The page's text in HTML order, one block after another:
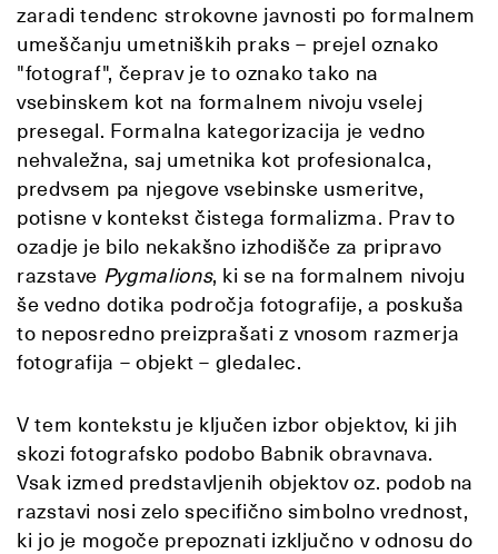
zaradi tendenc strokovne javnosti po formalnem
umeščanju umetniških praks – prejel oznako
"fotograf", čeprav je to oznako tako na
vsebinskem kot na formalnem nivoju vselej
presegal. Formalna kategorizacija je vedno
nehvaležna, saj umetnika kot profesionalca,
predvsem pa njegove vsebinske usmeritve,
potisne v kontekst čistega formalizma. Prav to
ozadje je bilo nekakšno izhodišče za pripravo
razstave Pygmalions, ki se na formalnem nivoju
še vedno dotika področja fotografije, a poskuša
to neposredno preizprašati z vnosom razmerja
fotografija – objekt – gledalec.
V tem kontekstu je ključen izbor objektov, ki jih
skozi fotografsko podobo Babnik obravnava.
Vsak izmed predstavljenih objektov oz. podob na
razstavi nosi zelo specifično simbolno vrednost,
ki jo je mogoče prepoznati izključno v odnosu do